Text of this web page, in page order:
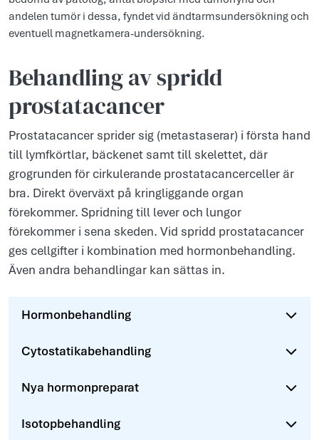
andelen tumör i dessa, fyndet vid ändtarmsundersökning och
eventuell magnetkamera-undersökning.
Behandling av spridd
prostatacancer
Prostatacancer sprider sig (metastaserar) i första hand
till lymfkörtlar, bäckenet samt till skelettet, där
grogrunden för cirkulerande prostatacancerceller är
bra. Direkt överväxt på kringliggande organ
förekommer. Spridning till lever och lungor
förekommer i sena skeden. Vid spridd prostatacancer
ges cellgifter i kombination med hormonbehandling.
Även andra behandlingar kan sättas in.
Hormonbehandling
Cytostatikabehandling
Nya hormonpreparat
Isotopbehandling